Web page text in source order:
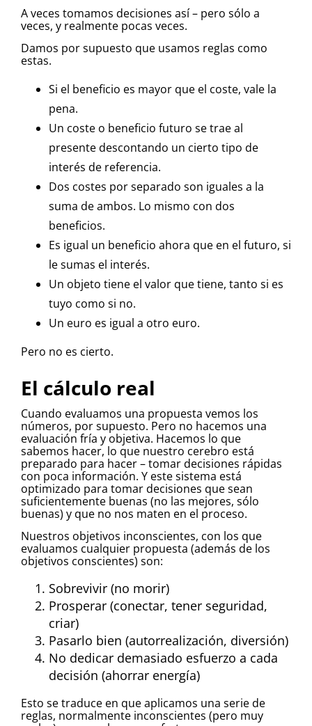
A veces tomamos decisiones así – pero sólo a
veces, y realmente pocas veces.
Damos por supuesto que usamos reglas como
estas.
Si el beneficio es mayor que el coste, vale la
pena.
Un coste o beneficio futuro se trae al
presente descontando un cierto tipo de
interés de referencia.
Dos costes por separado son iguales a la
suma de ambos. Lo mismo con dos
beneficios.
Es igual un beneficio ahora que en el futuro, si
le sumas el interés.
Un objeto tiene el valor que tiene, tanto si es
tuyo como si no.
Un euro es igual a otro euro.
Pero no es cierto.
El cálculo real
Cuando evaluamos una propuesta vemos los
números, por supuesto. Pero no hacemos una
evaluación fría y objetiva. Hacemos lo que
sabemos hacer, lo que nuestro cerebro está
preparado para hacer – tomar decisiones rápidas
con poca información. Y este sistema está
optimizado para tomar decisiones que sean
suficientemente buenas (no las mejores, sólo
buenas) y que no nos maten en el proceso.
Nuestros objetivos inconscientes, con los que
evaluamos cualquier propuesta (además de los
objetivos conscientes) son:
Sobrevivir (no morir)
Prosperar (conectar, tener seguridad,
criar)
Pasarlo bien (autorrealización, diversión)
No dedicar demasiado esfuerzo a cada
decisión (ahorrar energía)
Esto se traduce en que aplicamos una serie de
reglas, normalmente inconscientes (pero muy